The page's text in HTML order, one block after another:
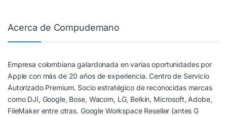
Acerca de Compudemano
Empresa colombiana galardonada en varias oportunidades por
Apple con más de 20 años de experiencia. Centro de Servicio
Autorizado Premium. Socio estratégico de reconocidas marcas
como DJI, Google, Bose, Wacom, LG, Belkin, Microsoft, Adobe,
FileMaker entre otras. Google Workspace Reseller (antes G